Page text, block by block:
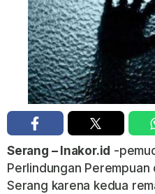
Serang – Inakor.id -
Perlindungan Perempuan
Serang karena kedua